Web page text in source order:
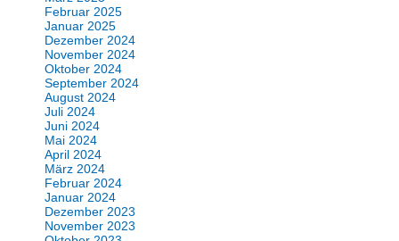
Februar 2025
Januar 2025
Dezember 2024
November 2024
Oktober 2024
September 2024
August 2024
Juli 2024
Juni 2024
Mai 2024
April 2024
März 2024
Februar 2024
Januar 2024
Dezember 2023
November 2023